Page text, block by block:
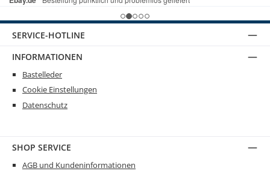
SERVICE-HOTLINE
INFORMATIONEN
Bastelleder
Cookie Einstellungen
Datenschutz
SHOP SERVICE
AGB und Kundeninformationen